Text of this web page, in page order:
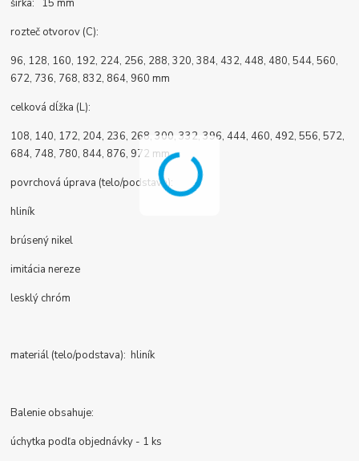
šírka: 15 mm
rozteč otvorov (C):
96, 128, 160, 192, 224, 256, 288, 320, 384, 432, 448, 480, 544, 560,
672, 736, 768, 832, 864, 960 mm
celková dĺžka (L):
108, 140, 172, 204, 236, 268, 300, 332, 396, 444, 460, 492, 556, 572,
684, 748, 780, 844, 876, 972 mm
povrchová úprava (telo/podstava):
hliník
brúsený nikel
imitácia nereze
lesklý chróm
materiál (telo/podstava): hliník
Balenie obsahuje:
úchytka podľa objednávky - 1 ks